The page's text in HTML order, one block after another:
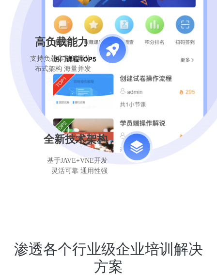
高负载能力
支持负载集群部署分
布式架构 海量并发
全新技术架构
基于JAVE+VNE开发
灵活可靠 通用性强
渗透各个行业级企业培训解决
方案